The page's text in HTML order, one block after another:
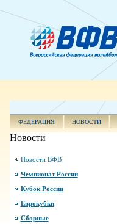
ФЕДЕРАЦИЯ НОВОСТИ
Новости
Новости ВФВ
Чемпионат России
Кубок России
Еврокубки
Сборные